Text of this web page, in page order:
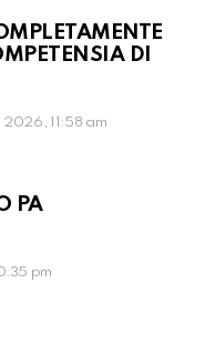
DI
2026, 11:58 am
PA
pm